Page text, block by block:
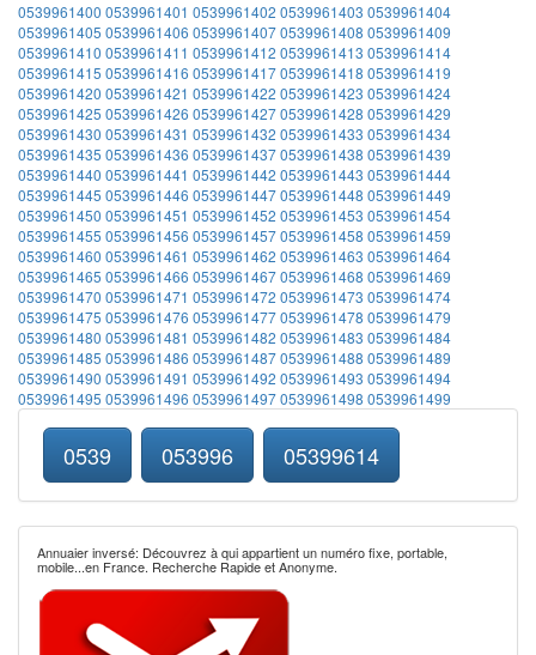
0539961400 0539961401 0539961402 0539961403 0539961404
0539961405 0539961406 05399614070539961408 0539961409
0539961410 0539961411 0539961412 0539961413 0539961414
0539961415 0539961416 05399614170539961418 0539961419
0539961420 0539961421 0539961422 0539961423 0539961424
0539961425 0539961426 05399614270539961428 0539961429
0539961430 0539961431 0539961432 0539961433 0539961434
0539961435 0539961436 05399614370539961438 0539961439
0539961440 0539961441 0539961442 0539961443 0539961444
0539961445 0539961446 05399614470539961448 0539961449
0539961450 0539961451 0539961452 0539961453 0539961454
0539961455 0539961456 05399614570539961458 0539961459
0539961460 0539961461 0539961462 0539961463 0539961464
0539961465 0539961466 05399614670539961468 0539961469
0539961470 0539961471 0539961472 0539961473 0539961474
0539961475 0539961476 05399614770539961478 0539961479
0539961480 0539961481 0539961482 0539961483 0539961484
0539961485 0539961486 05399614870539961488 0539961489
0539961490 0539961491 0539961492 0539961493 0539961494
0539961495 0539961496 05399614970539961498 0539961499
0539 053996 05399614
Annuaier inversé: Découvrez à qui appartient un numéro fixe, portable,
mobile...en France. Recherche Rapide et Anonyme.